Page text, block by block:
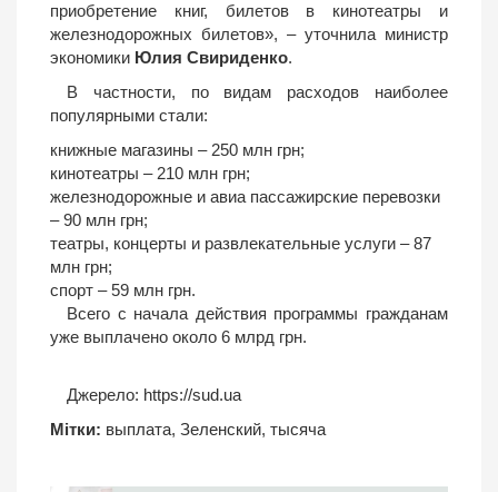
приобретение книг, билетов в кинотеатры и
железнодорожных билетов», – уточнила министр
экономики Юлия Свириденко.
В частности, по видам расходов наиболее
популярными стали:
книжные магазины – 250 млн грн;
кинотеатры – 210 млн грн;
железнодорожные и авиа пассажирские перевозки
– 90 млн грн;
театры, концерты и развлекательные услуги – 87
млн грн;
спорт – 59 млн грн.
Всего с начала действия программы гражданам
уже выплачено около 6 млрд грн.
Джерело: https://sud.ua
Мітки: выплата, Зеленский, тысяча